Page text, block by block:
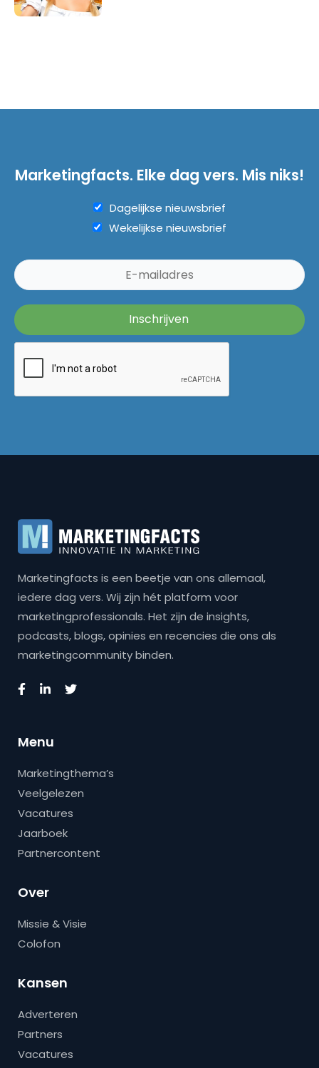
Marketingfacts. Elke dag vers. Mis niks!
Dagelijkse nieuwsbrief
Wekelijkse nieuwsbrief
Marketingfacts is een beetje van ons allemaal,
iedere dag vers. Wij zijn hét platform voor
marketingprofessionals. Het zijn de insights,
podcasts, blogs, opinies en recencies die ons als
marketingcommunity binden.
Menu
Marketingthema’s
Veelgelezen
Vacatures
Jaarboek
Partnercontent
Over
Missie & Visie
Colofon
Kansen
Adverteren
Partners
Vacatures